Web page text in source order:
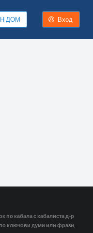
ДОМ Вход
по кабала с кабалиста д-р
ключови думи или фрази,